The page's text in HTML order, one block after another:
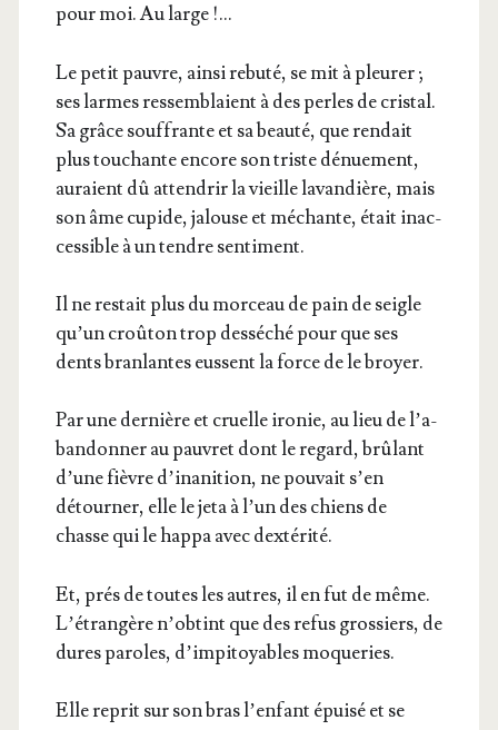
pour moi. Au large !…
Le petit pauvre, ain­si rebu­té, se mit à pleu­rer ;
ses larmes res­sem­blaient à des perles de cris­tal.
Sa grâce souf­frante et sa beau­té, que ren­dait
plus tou­chante encore son triste dénue­ment,
auraient dû atten­drir la vieille lavan­dière, mais
son âme cupide, jalouse et méchante, était inac­
ces­sible à un tendre sentiment.
Il ne res­tait plus du mor­ceau de pain de seigle
qu’un croû­ton trop des­sé­ché pour que ses
dents bran­lantes eussent la force de le broyer.
Par une der­nière et cruelle iro­nie, au lieu de l’a­
ban­don­ner au pau­vret dont le regard, brû­lant
d’une fièvre d’i­na­ni­tion, ne pou­vait s’en
détour­ner, elle le jeta à l’un des chiens de
chasse qui le hap­pa avec dextérité.
Et, prés de toutes les autres, il en fut de même.
L’é­tran­gère n’ob­tint que des refus gros­siers, de
dures paroles, d’im­pi­toyables moqueries.
Elle reprit sur son bras l’en­fant épui­sé et se